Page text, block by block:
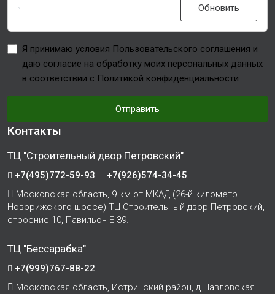
Обновить
Я принимаю условия Пользовательского соглашения и
даю согласие на обработку моих персональных данных
в соответствии с Политикой конфиденциальности
Отправить
Контакты
ТЦ "Строительный двор Петровский"
+7(495)772-59-93
+7(926)574-34-45
Московская область, 9 км от МКАД (26-й километр
Новорижского шоссе) ТЦ Строительный двор Петровский,
строение 10, Павильон Е-39.
ТЦ "Бессарабка"
+7(999)767-88-22
Московская область, Истринский район, д.Павловская